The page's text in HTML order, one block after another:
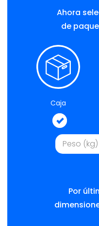
Ahora
de
Caja
Por